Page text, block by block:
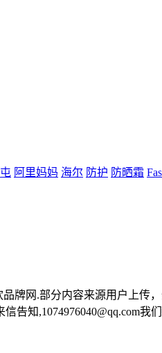
阿里妈妈 海尔 防护 防晒霜
品牌网 .部分内容来源用户上传
告知,1074976040@qq.com我们